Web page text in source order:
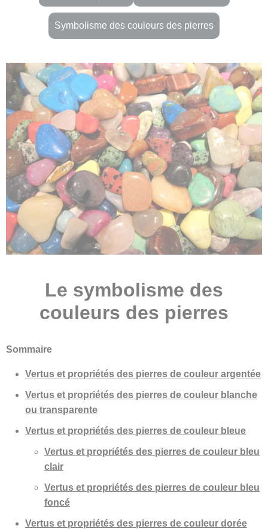
Symbolisme des couleurs des pierres
Le symbolisme des
couleurs des pierres
Sommaire
Vertus et propriétés des pierres de couleur argentée
Vertus et propriétés des pierres de couleur blanche
ou transparente
Vertus et propriétés des pierres de couleur bleue
Vertus et propriétés des pierres de couleur bleu
clair
Vertus et propriétés des pierres de couleur bleu
foncé
Vertus et propriétés des pierres de couleur dorée